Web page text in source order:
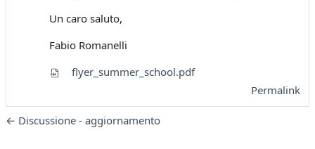
Un caro saluto,
Fabio Romanelli
flyer_summer_school.pdf
Permalink
← Discussione - aggiornamento